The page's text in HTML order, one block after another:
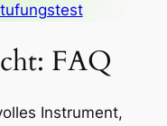
FAQ
Instrument,